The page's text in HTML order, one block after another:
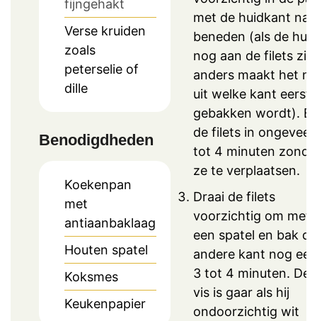
fijngehakt
Verse kruiden
zoals
peterselie of
dille
Benodigdheden
Koekenpan
met
antiaanbaklaag
Houten spatel
Koksmes
Keukenpapier
met de huidkant
beneden (als de huid
nog aan de filets zit,
anders maakt het
uit welke kant eerst
gebakken wordt).
de filets in
tot 4 minuten
ze te verplaatsen.
Draai de filets
voorzichtig om met
een spatel en bak de
andere kant nog
3 tot 4 minuten. De
vis is gaar als hij
ondoorzichtig wit